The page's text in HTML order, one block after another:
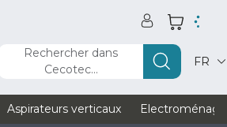
Rechercher dans
Cecotec...
FR
Aspirateurs verticaux